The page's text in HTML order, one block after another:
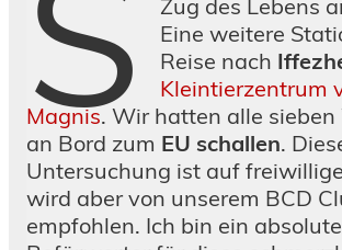
hts
ko
oll
e
ein
ge
sch
laf
en
ün
en
rei
ch
ma
tt
eo
„
Zug des Lebens
Eine weitere
Reise nach
Kleintierzentrum
Magnis. Wir hatten alle
an Bord zum EU schallen.
Untersuchung ist auf
wird aber von unserem BCD
empfohlen. Ich bin ein